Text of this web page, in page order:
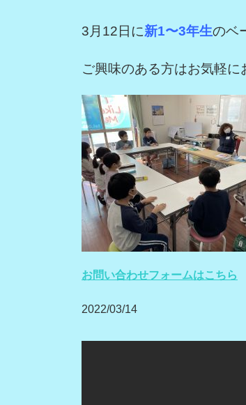
3月12日に新1〜3年生のベ
ご興味のある方はお気軽に
お問い合わせフォームはこちら
2022/03/14